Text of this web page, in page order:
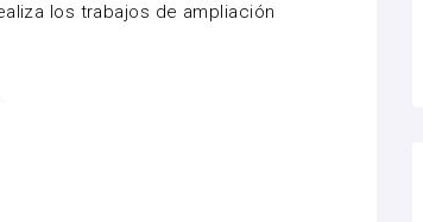
los trabajos de ampliación